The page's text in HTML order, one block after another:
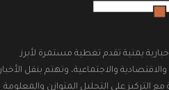
يمنية تقدم تغطية مستمرة لأبرز
والاجتماعية، وتهتم بنقل الأخبار
التركيز على التحليل المتوازن والمعلومة